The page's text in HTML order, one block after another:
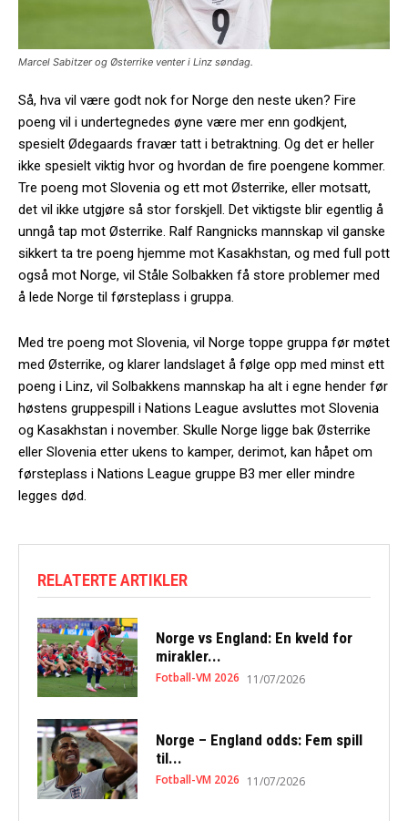
Marcel Sabitzer og Østerrike venter i Linz søndag.
Så, hva vil være godt nok for Norge den neste uken? Fire
poeng vil i undertegnedes øyne være mer enn godkjent,
spesielt Ødegaards fravær tatt i betraktning. Og det er heller
ikke spesielt viktig hvor og hvordan de fire poengene kommer.
Tre poeng mot Slovenia og ett mot Østerrike, eller motsatt,
det vil ikke utgjøre så stor forskjell. Det viktigste blir egentlig å
unngå tap mot Østerrike. Ralf Rangnicks mannskap vil ganske
sikkert ta tre poeng hjemme mot Kasakhstan, og med full pott
også mot Norge, vil Ståle Solbakken få store problemer med
å lede Norge til førsteplass i gruppa.
Med tre poeng mot Slovenia, vil Norge toppe gruppa før møtet
med Østerrike, og klarer landslaget å følge opp med minst ett
poeng i Linz, vil Solbakkens mannskap ha alt i egne hender før
høstens gruppespill i Nations League avsluttes mot Slovenia
og Kasakhstan i november. Skulle Norge ligge bak Østerrike
eller Slovenia etter ukens to kamper, derimot, kan håpet om
førsteplass i Nations League gruppe B3 mer eller mindre
legges død.
RELATERTE ARTIKLER
Norge vs England: En kveld for
mirakler...
Fotball-VM 2026 11/07/2026
Norge – England odds: Fem spill
til...
Fotball-VM 2026 11/07/2026